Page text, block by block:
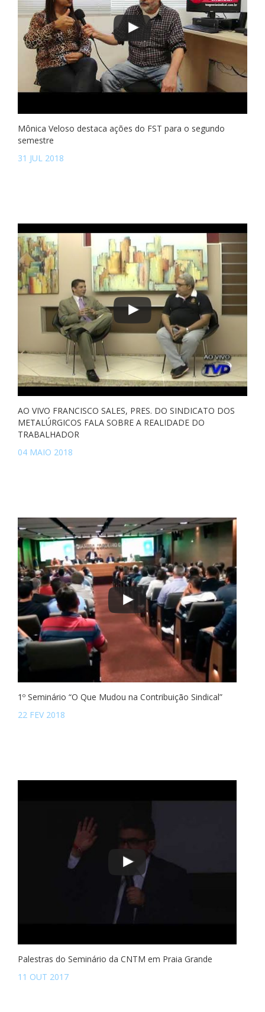
Mônica Veloso destaca ações do FST para o segundo
semestre
31 JUL 2018
AO VIVO FRANCISCO SALES, PRES. DO SINDICATO DOS
METALÚRGICOS FALA SOBRE A REALIDADE DO
TRABALHADOR
04 MAIO 2018
1º Seminário “O Que Mudou na Contribuição Sindical”
22 FEV 2018
Palestras do Seminário da CNTM em Praia Grande
11 OUT 2017